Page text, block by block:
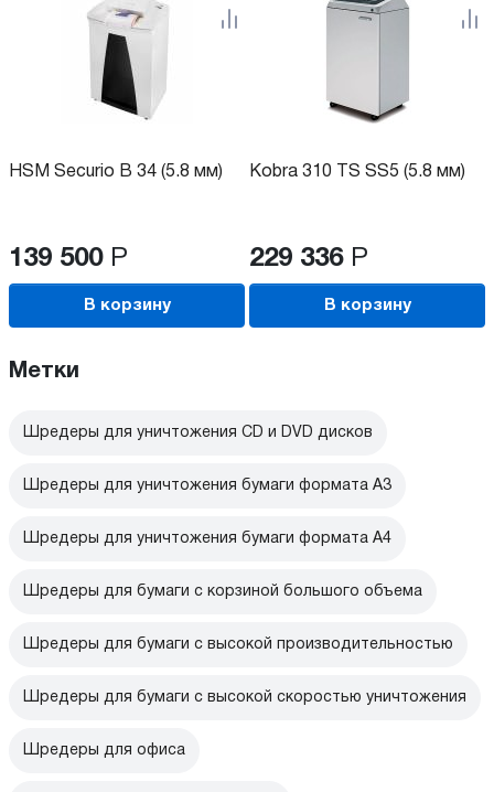
HSM Securio B 34 (5.8 мм)
139 500 Р
В корзину
Kobra 310 TS SS5 (5.8 мм)
229 336 Р
В корзину
Метки
Шредеры для уничтожения CD и DVD дисков
Шредеры для уничтожения бумаги формата А3
Шредеры для уничтожения бумаги формата А4
Шредеры для бумаги с корзиной большого объема
Шредеры для бумаги с высокой производительностью
Шредеры для бумаги с высокой скоростью уничтожения
Шредеры для офиса